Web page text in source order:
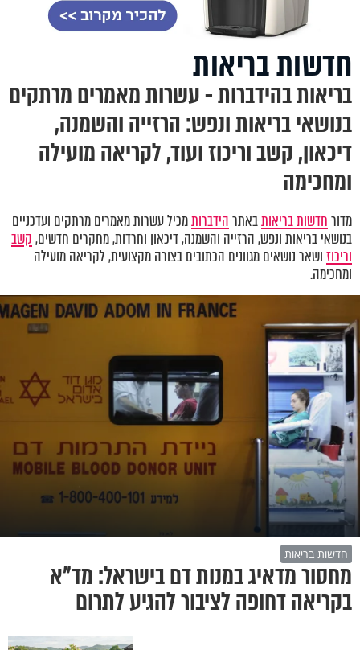
חדשות בריאות
בריאות בהידברות - עשרות מאמרים מרתקים
בנושאי בריאות ונפש: הרזייה והשמנה,
דיכאון, קשב וריכוז ועוד, לקריאה מועילה
ומחכימה
מדורחדשות בריאותבאתרהידברותמכיל עשרות מאמרים מרתקים ועדכניים
בנושאי בריאות ונפש,הרזייה והשמנה, דיכאון וחרדות,מחקרים חדשים,קשב
וריכוזושאר נושאים מגוונים הכתובים בצורה מקצועית, לקריאה מועילה
ומחכימה.
חדשות בריאות
מחסור מדאיג במנות דם בישראל: מד"א
בקריאה דחופה לציבור להגיע לתרום